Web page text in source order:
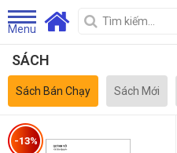
Menu
SÁCH
Sách Bán Chạy Sách Mới
-13%